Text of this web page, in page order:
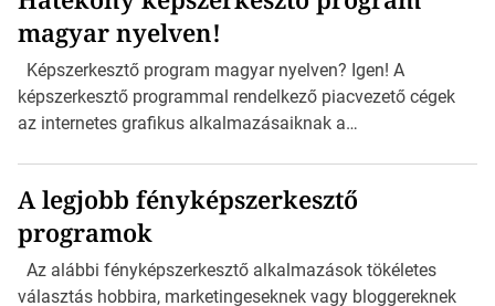
hogy az szinte már bűn. Szinte nincs is olyan hétköznapi
dolog, amit ne tudnál megtervezni a segítségével. A
Canva képszerkesztő program […]
magyar nyelven!
Képszerkesztő program magyar nyelven? Igen! A
képszerkesztő programmal rendelkező piacvezető cégek
az internetes grafikus alkalmazásaiknak a
köszönhetően igazán nagyot szakítanak, ezért az online
verzióba a csodaeffektek már csak ritka esetben kerülnek
bele. Pár évvel ezelőtt, egészen pontosan 2017-ben egy
magyar startup cég elkészítette az online képszerkesztő
A legjobb fényképszerkesztő
programok
Az alábbi fényképszerkesztő alkalmazások tökéletes
választás hobbira, marketingeseknek vagy bloggereknek